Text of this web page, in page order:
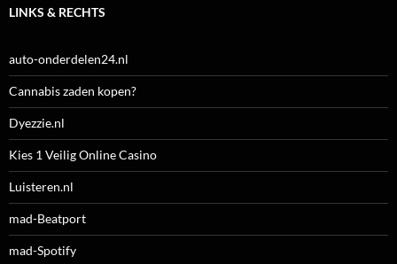
LINKS & RECHTS
auto-onderdelen24.nl
Cannabis zaden kopen?
Dyezzie.nl
Kies 1 Veilig Online Casino
Luisteren.nl
mad-Beatport
mad-Spotify